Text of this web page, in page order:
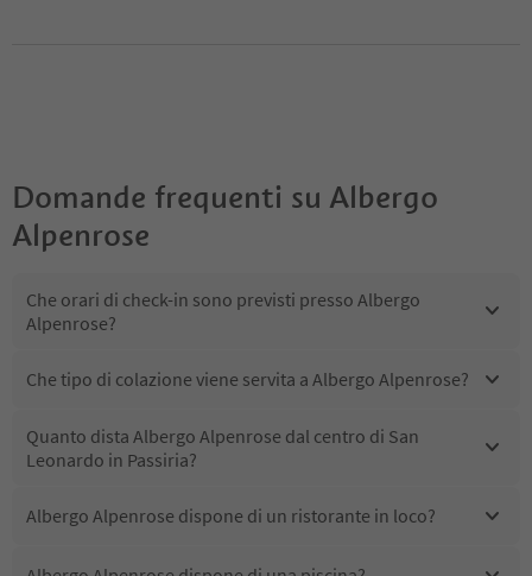
Domande frequenti su Albergo
Alpenrose
Che orari di check-in sono previsti presso Albergo
Alpenrose?
Che tipo di colazione viene servita a Albergo Alpenrose?
Quanto dista Albergo Alpenrose dal centro di San
Leonardo in Passiria?
Albergo Alpenrose dispone di un ristorante in loco?